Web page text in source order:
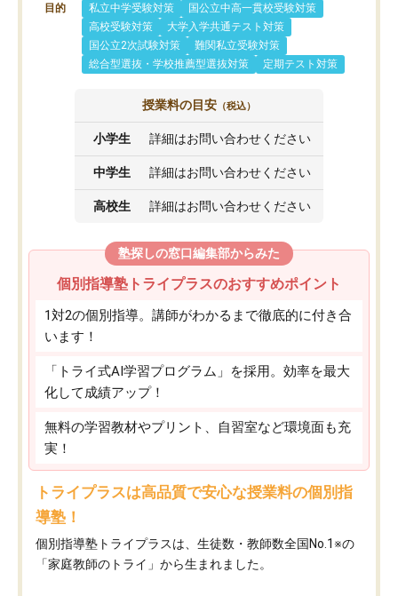
目的 私立中学受験対策
国公立中高一貫校受験対策
高校受験対策
大学入学共通テスト対策
国公立2次試験対策
難関私立受験対策
総合型選抜・学校推薦型選抜対策
定期テスト対策
授業料の目安 （税込）
小学生 詳細はお問い合わせください
中学生 詳細はお問い合わせください
高校生 詳細はお問い合わせください
塾探しの窓口編集部からみた
個別指導塾トライプラスのおすすめポイント
1対2の個別指導。講師がわかるまで徹底的に付き合
います！
「トライ式AI学習プログラム」を採用。効率を最大
化して成績アップ！
無料の学習教材やプリント、自習室など環境面も充
実！
トライプラスは高品質で安心な授業料の個別指
導塾！
個別指導塾トライプラスは、生徒数・教師数全国No.1※の
「家庭教師のトライ」から生まれました。